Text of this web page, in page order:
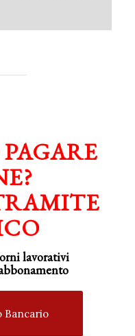
lavorativi
Bancario